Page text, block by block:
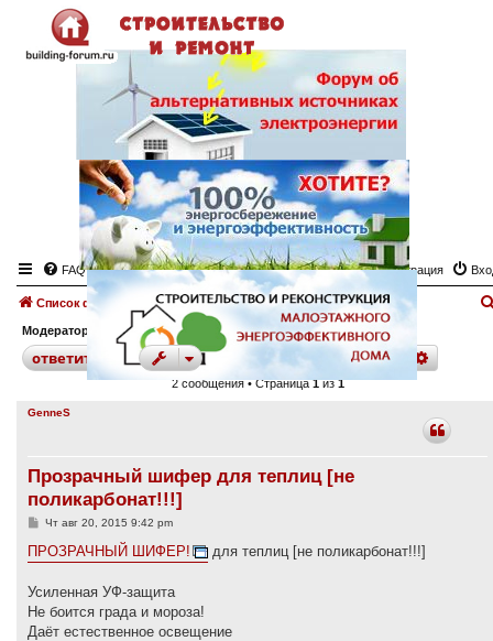
FAQ Регистрация
Список форумов Теплицы, парники. Доска объявлений "Теплицы, парники"
Модератор: angeltash
ответить поиск
2 сообщения • Страница1из1
GenneS
Прозрачный шифер для теплиц [не
поликарбонат!!!]
С
о
б
е
н
и
е
Чт авг 20, 2015 9:42 pm
ПРОЗРАЧНЫЙ ШИФЕР! для теплиц [не поликарбонат!!!]
Усиленная УФ-защита
Не боится града и мороза!
Даёт естественное освещение